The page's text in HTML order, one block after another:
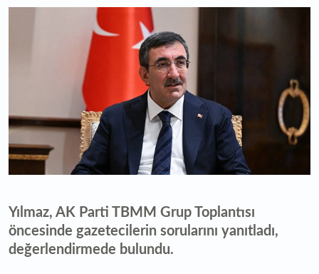
Yılmaz, AK Parti TBMM Grup Toplantısı
öncesinde gazetecilerin sorularını yanıtladı,
değerlendirmede bulundu.